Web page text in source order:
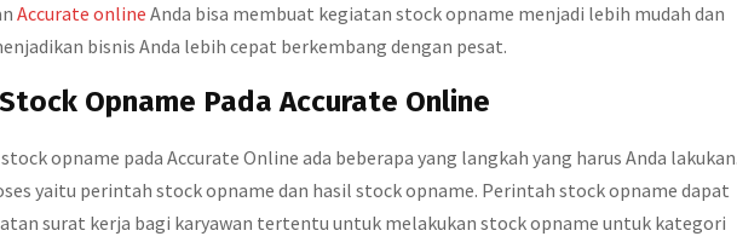
Accurate online Anda bisa membuat kegiatan stock opname menjadi lebih mudah dan
bisnis Anda lebih cepat berkembang dengan pesat.
Opname Pada Accurate Online
opname pada Accurate Online ada beberapa yang langkah yang harus Anda lakukan.
yaitu perintah stock opname dan hasil stock opname. Perintah stock opname dapat
surat kerja bagi karyawan tertentu untuk melakukan stock opname untuk kategori